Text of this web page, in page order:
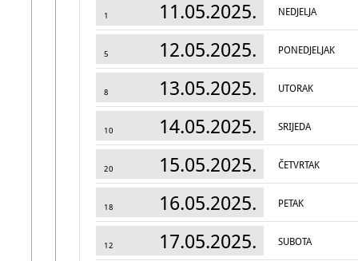
1 11.05.2025. NEDJELJA
5 12.05.2025. PONEDJELJAK
8 13.05.2025. UTORAK
10 14.05.2025. SRIJEDA
20 15.05.2025. ČETVRTAK
18 16.05.2025. PETAK
12 17.05.2025. SUBOTA